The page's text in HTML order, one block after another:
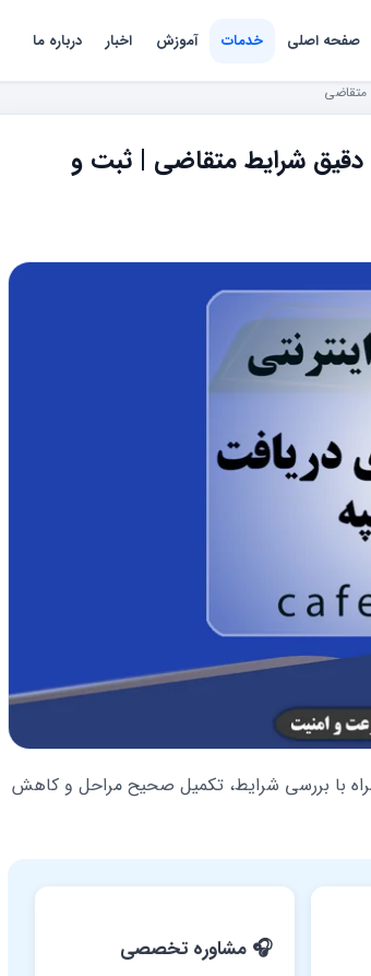
صفحه اصلی خدمات آموزش اخبار درباره ما
متقاضی
دقیق شرایط متقاضی | ثبت و
با بررسی شرایط، تکمیل صحیح مراحل و کاهش
🎧 مشاوره تخصصی